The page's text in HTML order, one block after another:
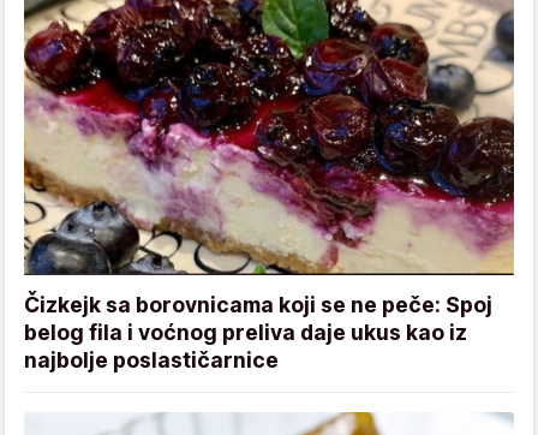
Čizkejk sa borovnicama koji se ne peče: Spoj
belog fila i voćnog preliva daje ukus kao iz
najbolje poslastičarnice